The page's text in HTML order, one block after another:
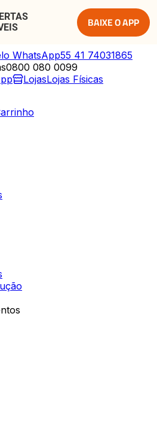
BAIXE O APP
WhatsApp55 41 74031865
0800 080 0099
LojasLojas Físicas